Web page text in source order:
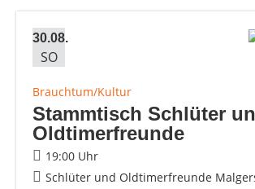
30.08.
SO
Brauchtum/Kultur
Stammtisch Schlüter
Oldtimerfreunde
19:00 Uhr
Schlüter und Oldtimerfreunde